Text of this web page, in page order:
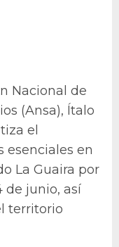
Nacional de
(Ansa), Ítalo
el
en
La Guaira por
de junio, así
territorio